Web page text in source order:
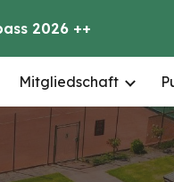
Skip to
2026 ++
Mitgliedschaft